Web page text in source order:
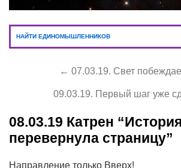
НАЙТИ ЕДИНОМЫШЛЕННИКОВ
← 07.03.19. Свет
09.03.19. Первый шаг уже
08.03.19 Катрен “История
перевернула страницу”
Направление только Вверх!